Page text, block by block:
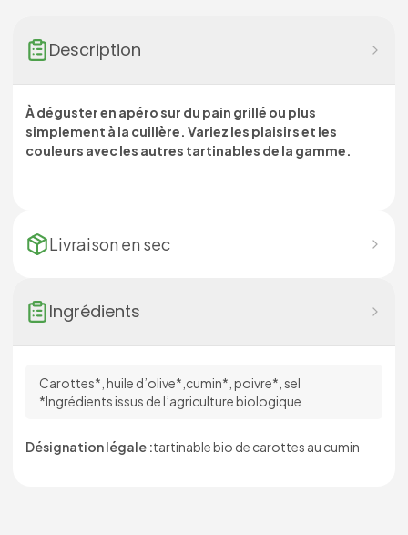
Description
À déguster en apéro sur du pain grillé ou plus
simplement à la cuillère. Variez les plaisirs et les
couleurs avec les autres tartinables de la gamme.
Livraison en sec
Ingrédients
Carottes*, huile d’olive*,cumin*, poivre*, sel
*Ingrédients issus de l’agriculture biologique
Désignation légale :tartinable bio de carottes au cumin